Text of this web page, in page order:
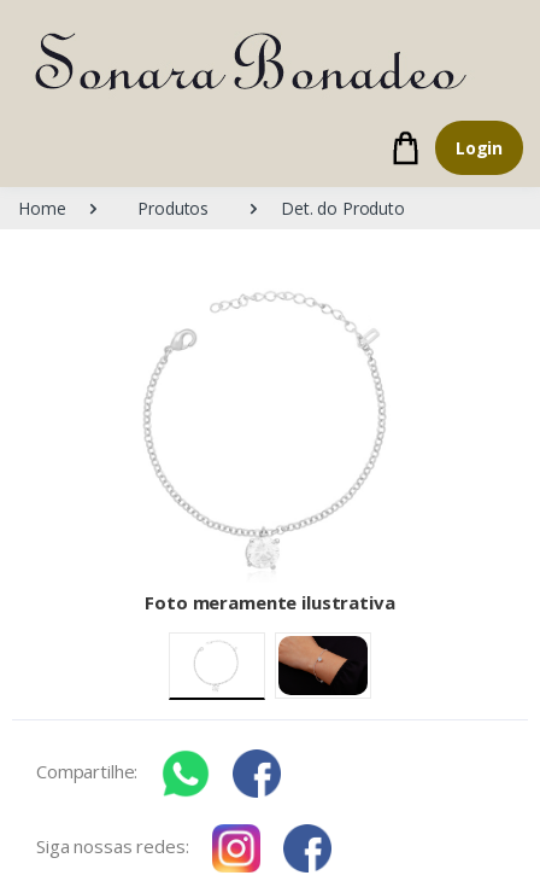
Login
Home Produtos Det. do Produto
Foto meramente ilustrativa
Compartilhe:
Siga nossas redes: